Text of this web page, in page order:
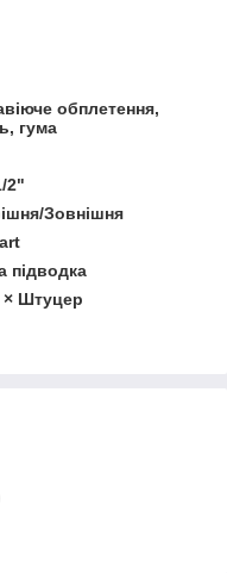
обплетення,
гума
2"
Зовнішня
підводка
× Штуцер